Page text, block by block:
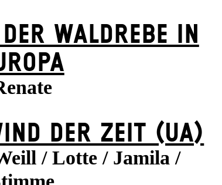
WALDREBE IN
DER ZEIT (UA)
/ Lotte / Jamila /